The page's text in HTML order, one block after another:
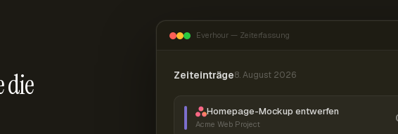
die
Everhour — Zeiterfassung
Zeiteinträge8. August 2026
Homepage-Mockup entwerfen
Acme Web Project